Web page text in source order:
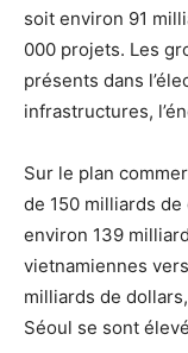
soit environ 91
000 projets. Les
présents dans
infrastructures,
Sur le plan
de 150 milliards de
environ 139
vietnamiennes
milliards de
Séoul se sont